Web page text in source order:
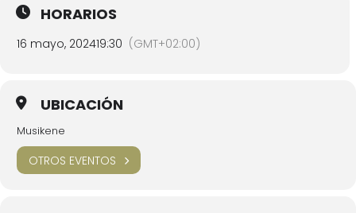
HORARIOS
16 mayo, 202419:30 (GMT+02:00)
UBICACIÓN
Musikene
OTROS EVENTOS